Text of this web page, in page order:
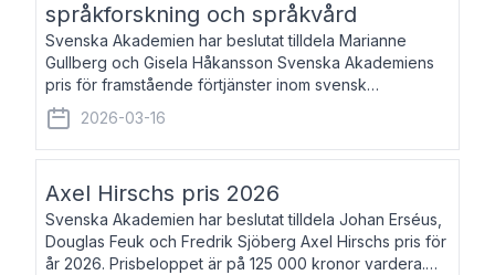
språkforskning och språkvård
Svenska Akademien har beslutat tilldela Marianne
Gullberg och Gisela Håkansson Svenska Akademiens
pris för framstående förtjänster inom svensk
språkforskning och språkvård till minne av Carl Gabriel
och Karin Forsberg för år 2026. Prissumma
2026-03-16
Axel Hirschs pris 2026
Svenska Akademien har beslutat tilldela Johan Erséus,
Douglas Feuk och Fredrik Sjöberg Axel Hirschs pris för
år 2026. Prisbeloppet är på 125 000 kronor vardera.